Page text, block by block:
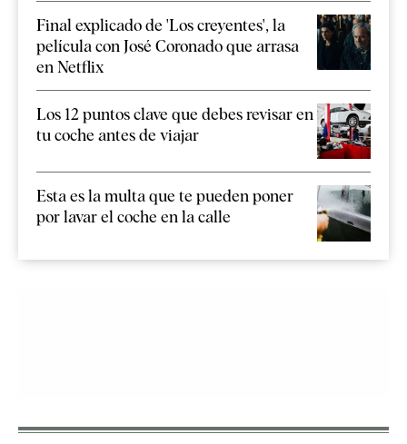
Final explicado de 'Los creyentes', la
película con José Coronado que arrasa
en Netflix
Los 12 puntos clave que debes revisar en
tu coche antes de viajar
Esta es la multa que te pueden poner
por lavar el coche en la calle